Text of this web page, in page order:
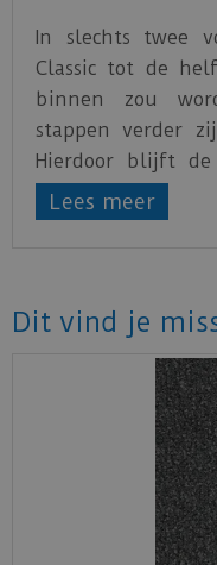
In slechts twee
Classic tot de
binnen zou
stappen verder
Hierdoor blijft de
Daarnaast
zoals vinyl,
Coral Classic
jarenlang zal
in de massa
gedurende de
gehele Coral
Lees meer
Dit vind je